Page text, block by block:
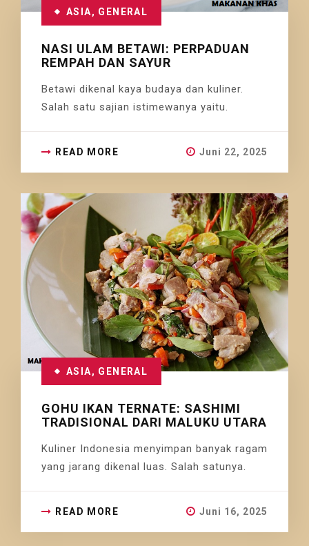
ASIA, GENERAL
NASI ULAM BETAWI: PERPADUAN
REMPAH DAN SAYUR
Betawi dikenal kaya budaya dan kuliner.
Salah satu sajian istimewanya yaitu.
READ MORE Juni 22, 2025
ASIA, GENERAL
GOHU IKAN TERNATE: SASHIMI
TRADISIONAL DARI MALUKU UTARA
Kuliner Indonesia menyimpan banyak ragam
yang jarang dikenal luas. Salah satunya.
READ MORE Juni 16, 2025